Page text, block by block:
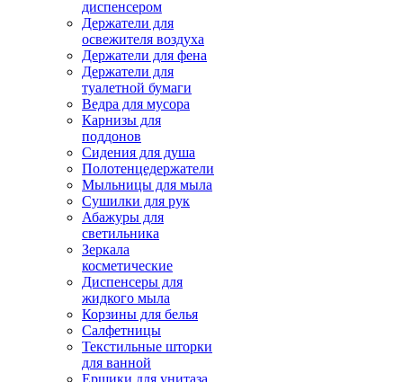
диспенсером
Держатели для
освежителя воздуха
Держатели для фена
Держатели для
туалетной бумаги
Ведра для мусора
Карнизы для
поддонов
Сидения для душа
Полотенцедержатели
Мыльницы для мыла
Сушилки для рук
Абажуры для
светильника
Зеркала
косметические
Диспенсеры для
жидкого мыла
Корзины для белья
Салфетницы
Текстильные шторки
для ванной
Ершики для унитаза